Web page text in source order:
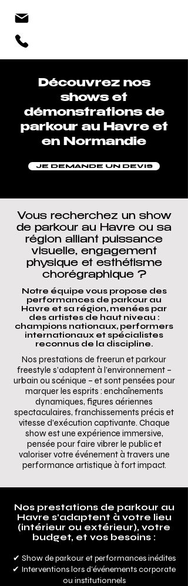
Découvrez nos
shows et
démonstrations de
parkour au Havre et
en Normandie
JE DEMANDE UN DEVIS
Vous recherchez un show
de parkour au Havre ou sa
région alliant puissance
visuelle, engagement
physique et esthétisme
chorégraphique ?
Notre équipe vous propose des
performances de parkour au
Havre et sa région, menées par
des artistes de haut niveau :
champions nationaux, performers
internationaux et spécialistes
reconnus de la discipline.
Nos prestations de freerun et parkour
freestyle s’adaptent à l’environnement –
urbain ou scénique – et sont pensées pour
marquer les esprits : enchaînements
dynamiques, figures aériennes
spectaculaires, franchissements précis et
vitesse d’exécution captivante. Chaque
show est une expérience immersive,
pensée pour faire vibrer le public et
valoriser votre événement à travers une
performance artistique à fort impact.
Nos prestations de parkour au
Havre s’adaptent à votre lieu
(intérieur ou extérieur), votre
budget, et vos besoins :
✔ Show de parkour et performances inédites
✔ Interventions lors d’événements corporate
ou institutionnels